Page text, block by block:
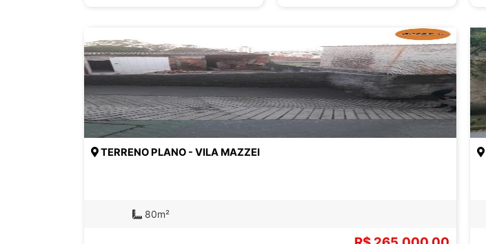
TERRENO PLANO - VILA MAZZEI
80m²